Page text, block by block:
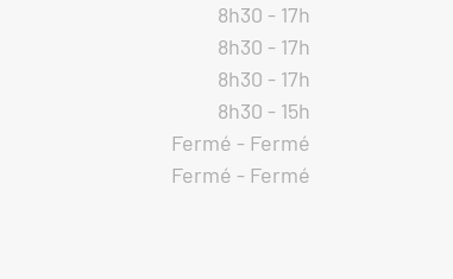
8h30 - 17h
8h30 - 17h
8h30 - 17h
8h30 - 15h
Fermé - Fermé
Fermé - Fermé